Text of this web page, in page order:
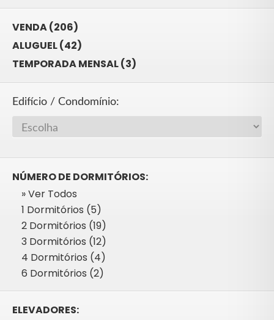
VENDA (206)
ALUGUEL (42)
TEMPORADA MENSAL (3)
Edifício / Condomínio:
NÚMERO DE DORMITÓRIOS:
» Ver Todos
1 Dormitórios (5)
2 Dormitórios (19)
3 Dormitórios (12)
4 Dormitórios (4)
6 Dormitórios (2)
ELEVADORES: